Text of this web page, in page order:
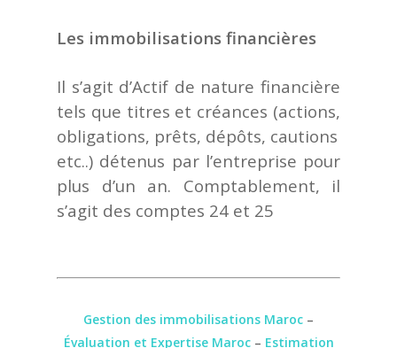
Les immobilisations financières
Il s’agit d’Actif de nature financière
tels que titres et créances (actions,
obligations, prêts, dépôts, cautions
etc..) détenus par l’entreprise pour
plus d’un an. Comptablement, il
s’agit des comptes 24 et 25
Gestion des immobilisations Maroc –
Évaluation et Expertise Maroc– Estimation